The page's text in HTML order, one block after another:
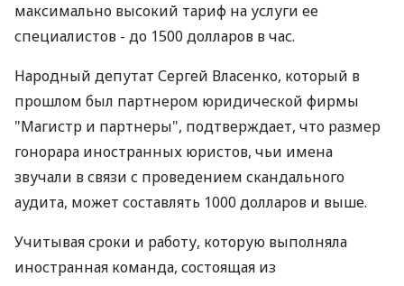
максимально высокий тариф на услуги ее
специалистов - до 1500 долларов в час.
Народный депутат Сергей Власенко, который в
прошлом был партнером юридической фирмы
"Магистр и партнеры", подтверждает, что размер
гонорара иностранных юристов, чьи имена
звучали в связи с проведением скандального
аудита, может составлять 1000 долларов и выше.
Учитывая сроки и работу, которую выполняла
иностранная команда, состоящая из